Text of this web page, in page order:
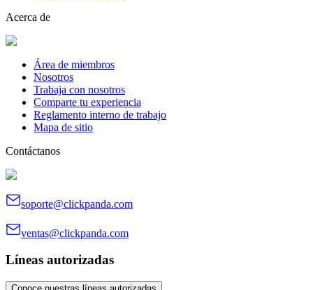
Acerca de
Área de miembros
Nosotros
Trabaja con nosotros
Comparte tu experiencia
Reglamento interno de trabajo
Mapa de sitio
Contáctanos
soporte@clickpanda.com
ventas@clickpanda.com
Líneas autorizadas